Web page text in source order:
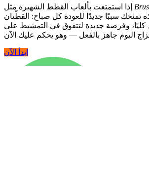
تمنحك سببًا جديدًا للعودة كل صباح: القطّتان
كليًا، وفرصة جديدة لتتفوق في التمشيط على
ابدأ الآن